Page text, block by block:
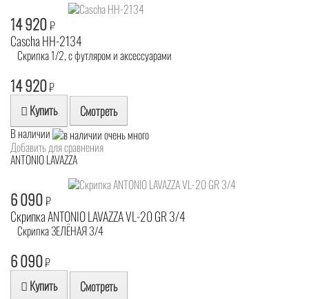
14 920₽
Cascha HH-2134
Скрипка 1/2, с футляром и аксессуарами
14 920₽
Купить Смотреть
В наличии
Добавить для сравнения
ANTONIO LAVAZZA
6 090₽
Скрипка ANTONIO LAVAZZA VL-20 GR 3/4
Скрипка ЗЕЛЁНАЯ 3/4
6 090₽
Купить Смотреть